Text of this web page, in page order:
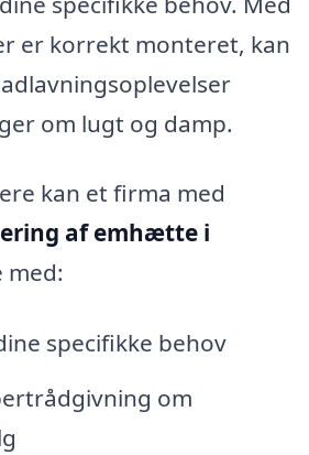
er korrekt monteret, kan
om lugt og damp.
kan et firma med
af emhætte i
specifikke behov
om